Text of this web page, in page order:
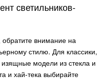
светильников-
внимание на
стилю. Для классики,
изящные модели из стекла и
и хай-тека выбирайте